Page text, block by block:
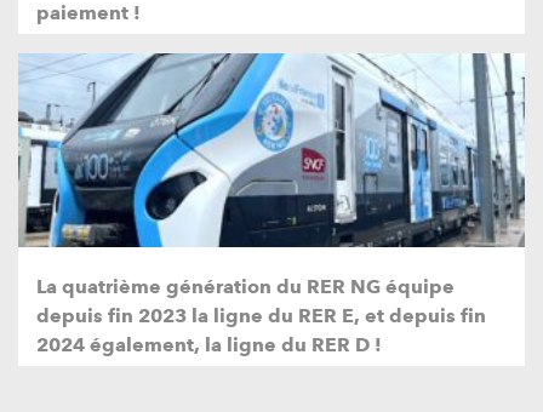
paiement !
La quatrième génération du RER NG équipe
depuis fin 2023 la ligne du RER E, et depuis fin
2024 également, la ligne du RER D !